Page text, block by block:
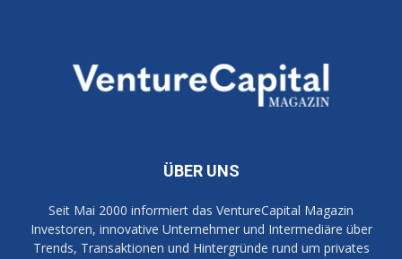
ÜBER UNS
Seit Mai 2000 informiert das VentureCapital Magazin
Investoren, innovative Unternehmer und Intermediäre über
Trends, Transaktionen und Hintergründe rund um privates